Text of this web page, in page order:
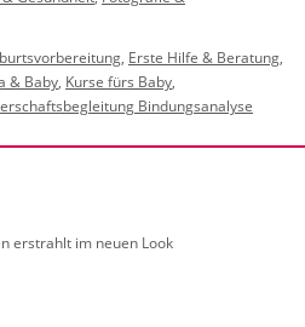
, Erste Hilfe & Beratung,
& Baby, Kurse fürs Baby,
Bindungsanalyse
er­strahlt im neuen Look